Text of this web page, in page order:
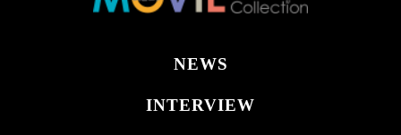
NEWS
INTERVIEW